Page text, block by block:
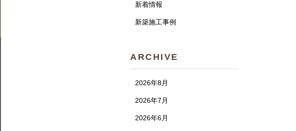
新着情報
新築施工事例
ARCHIVE
2026年8月
2026年7月
2026年6月